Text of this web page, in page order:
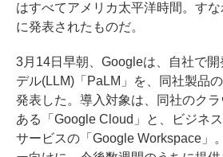
はすべてアメリカ太平洋時間。す
に発表されたものだ。
3月14日早朝、Googleは、自社で
デル(LLM)「PaLM」を、同社製品
発表した。導入対象は、同社のク
ある「Google Cloud」と、ビジネ
サービスの「Google Workspace」